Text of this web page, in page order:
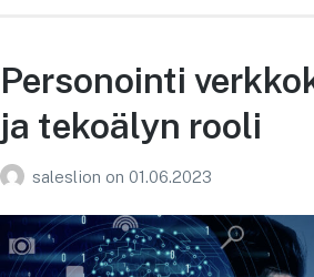
Personointi
ja tekoälyn rooli
saleslion on 01.06.2023